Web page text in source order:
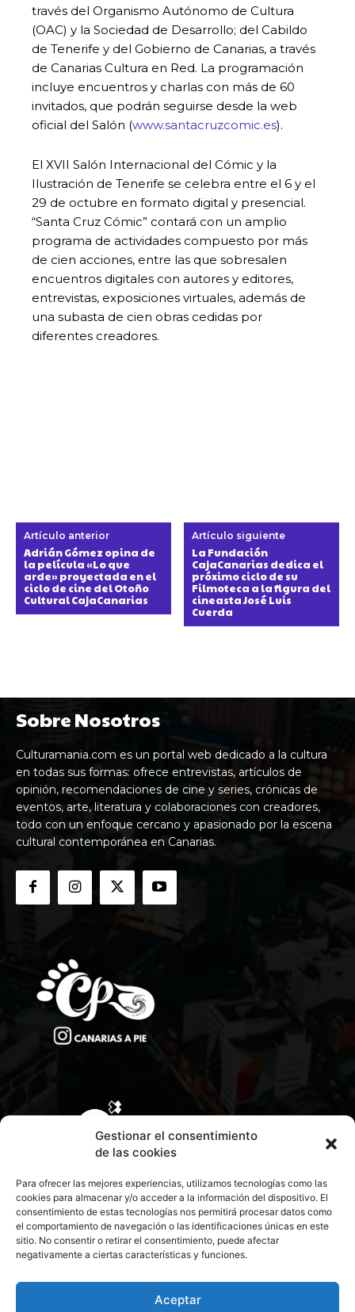
Gestionar el consentimiento
de las cookies
Para ofrecer las mejores experiencias, utilizamos tecnologías como las
cookies para almacenar y/o acceder a la información del dispositivo. El
consentimiento de estas tecnologías nos permitirá procesar datos como
el comportamiento de navegación o las identificaciones únicas en este
sitio. No consentir o retirar el consentimiento, puede afectar
negativamente a ciertas características y funciones.
Aceptar
través del Organismo Autónomo de Cultura
(OAC) y la Sociedad de Desarrollo; del Cabildo
de Tenerife y del Gobierno de Canarias, a través
de Canarias Cultura en Red. La programación
incluye encuentros y charlas con más de 60
invitados, que podrán seguirse desde la web
oficial del Salón (www.santacruzcomic.es).
El XVII Salón Internacional del Cómic y la
Ilustración de Tenerife se celebra entre el 6 y el
29 de octubre en formato digital y presencial.
“Santa Cruz Cómic” contará con un amplio
programa de actividades compuesto por más
de cien acciones, entre las que sobresalen
encuentros digitales con autores y editores,
entrevistas, exposiciones virtuales, además de
una subasta de cien obras cedidas por
diferentes creadores.
Artículo anterior
Adrián Gómez opina de
la película «Lo que
arde» proyectada en el
ciclo de cine del Otoño
Cultural CajaCanarias
Artículo siguiente
La Fundación
CajaCanarias dedica el
próximo ciclo de su
Filmoteca a la figura del
cineasta José Luis
Cuerda
Sobre Nosotros
Culturamania.com es un portal web dedicado a la cultura
en todas sus formas: ofrece entrevistas, artículos de
opinión, recomendaciones de cine y series, crónicas de
eventos, arte, literatura y colaboraciones con creadores,
todo con un enfoque cercano y apasionado por la escena
cultural contemporánea en Canarias.
CONTACTA CON NOSOTROS